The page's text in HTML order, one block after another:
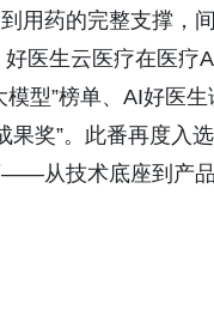
用药的完整支撑，
好医生云医疗在医
型”榜单、AI好医
果奖”。此番再度入
从技术底座到产